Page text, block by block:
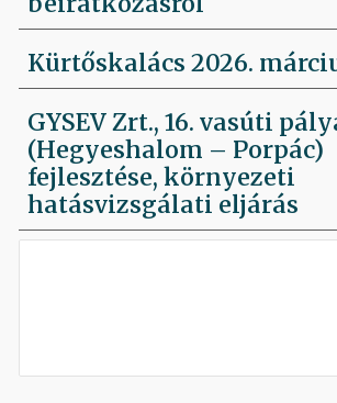
Kürtőskalács 2026.
GYSEV Zrt., 16. vasúti
(Hegyeshalom – Porpác)
fejlesztése, környezeti
hatásvizsgálati eljárás